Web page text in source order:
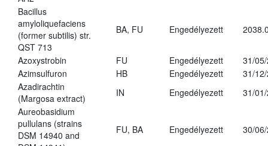
Bacillus
amyloliquefaciens
(former subtilis) str.
QST 713
BA, FU Engedélyezett
Azoxystrobin FU Engedélyezett
31/
Azimsulfuron
HB Engedélyezett
31/
Azadirachtin
(Margosa extract)
IN Engedélyezett
31/
Aureobasidium
pullulans (strains
DSM 14940 and
FU, BA Engedélyezett 30/